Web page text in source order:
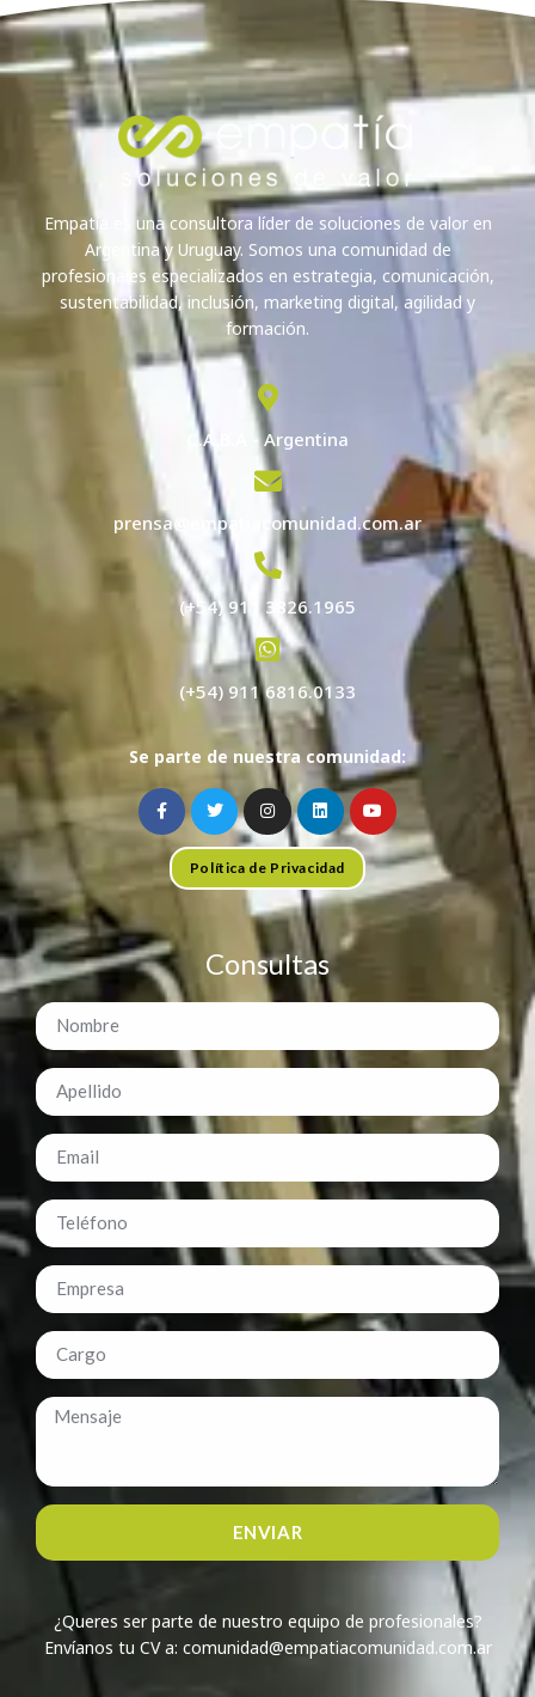
Empatía es una consultora líder de soluciones de valor en
Argentina y Uruguay. Somos una comunidad de
profesionales especializados en estrategia, comunicación,
sustentabilidad, inclusión, marketing digital, agilidad y
formación.
C.A.B.A - Argentina
prensa@empatiacomunidad.com.ar
(+54) 911 3826.1965
(+54) 911 6816.0133
Se parte de nuestra comunidad:
Política de Privacidad
Consultas
ENVIAR
¿Queres ser parte de nuestro equipo de profesionales?
Envíanos tu CV a: comunidad@empatiacomunidad.com.ar